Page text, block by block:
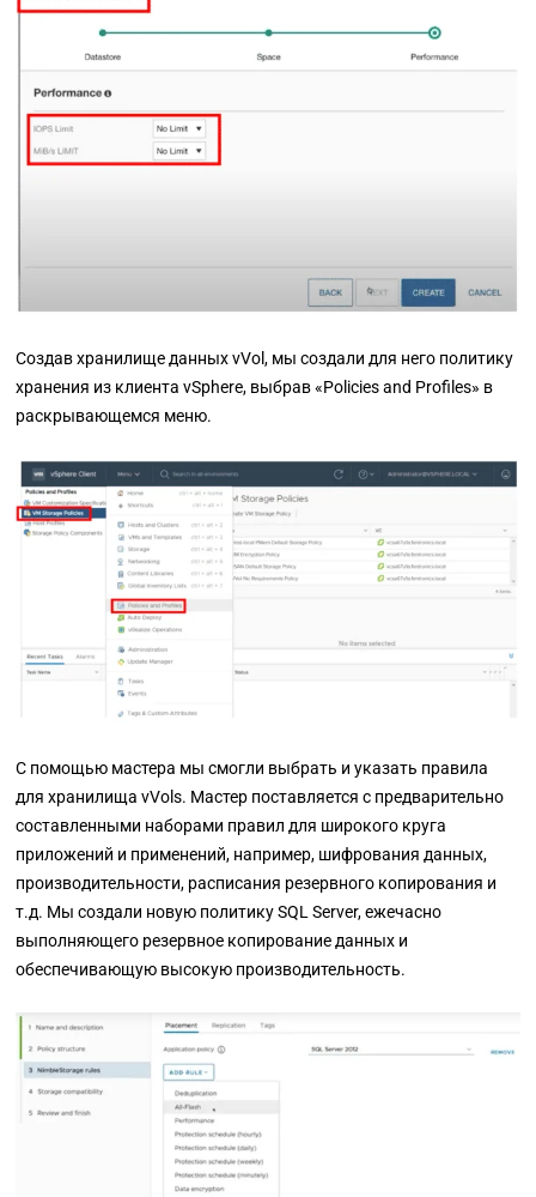
Создав хранилище данных vVol, мы создали для него политику
хранения из клиента vSphere, выбрав«Policies and Profiles» в
раскрывающемся меню.
С помощью мастера мы смогли выбрать и указать правила
для хранилища vVols. Мастер поставляется с предварительно
составленными наборами правил для широкого круга
приложений и применений, например, шифрования данных,
производительности, расписания резервного копирования и
т.д. Мы создали новую политику SQL Server, ежечасно
выполняющего резервное копирование данных и
обеспечивающую высокую производительность.